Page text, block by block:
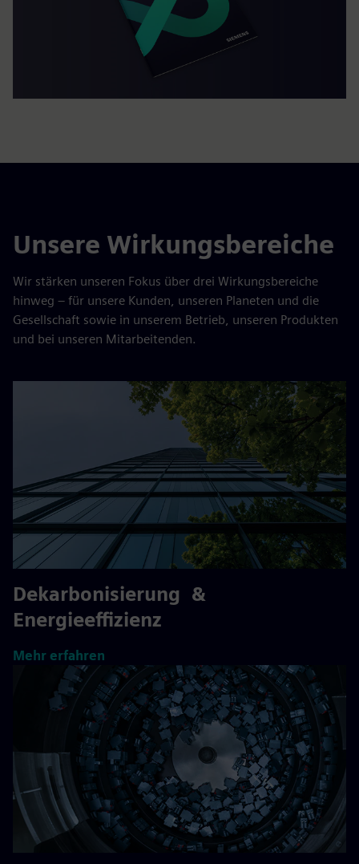
Unsere Wirkungsbereiche
Wir stärken unseren Fokus über drei Wirkungsbereiche
hinweg – für unsere Kunden, unseren Planeten und die
Gesellschaft sowie in unserem Betrieb, unseren Produkten
und bei unseren Mitarbeitenden.
Dekarbonisierung &
Energieeffizienz
Mehr erfahren